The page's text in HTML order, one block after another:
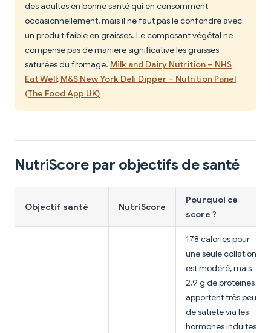
des adultes en bonne santé qui en consomment
occasionnellement, mais il ne faut pas le confondre avec
un produit faible en graisses. Le composant végétal ne
compense pas de manière significative les graisses
saturées du fromage. Milk and Dairy Nutrition – NHS
Eat Well; M&S New York Deli Dipper – Nutrition Panel
(The Food App UK)
NutriScore par objectifs de santé
Objectif santé NutriScore
Pourquoi ce
score ?
178 calories pour
une seule collation
est modéré, mais
2,9 g de protéines
apportent très peu
de satiété via les
hormones induites